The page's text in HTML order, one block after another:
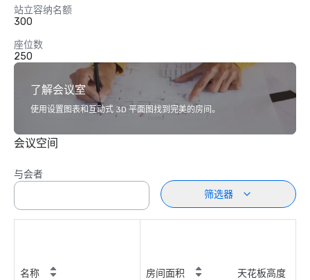
站立容纳名额
300
座位数
250
了解会议室
使用设置图表和互动式 3D 平面图找到完美的房间。
会议空间
与会者
筛选器
名称 房间面积 天花板高度